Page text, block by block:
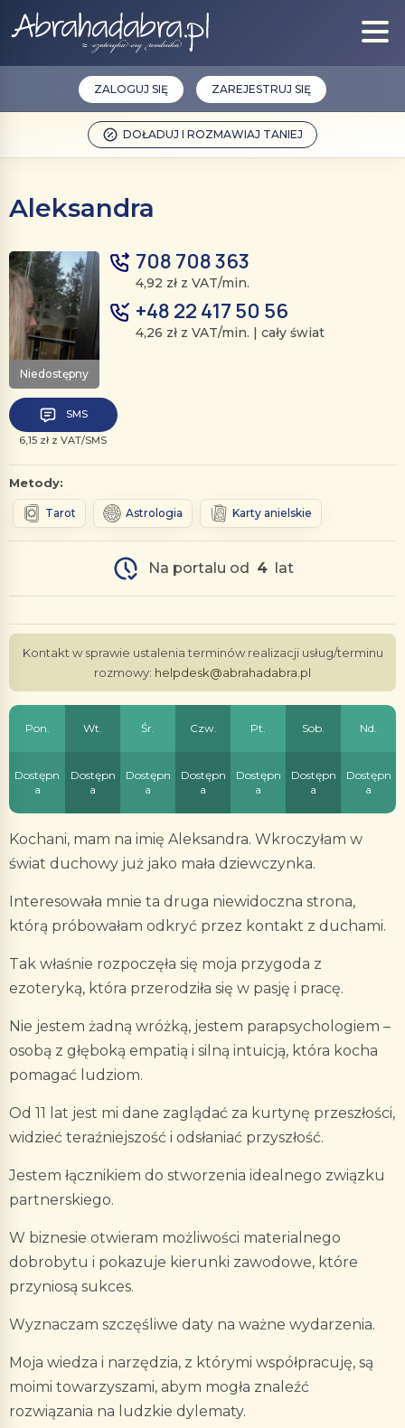
DOŁADUJ I ROZMAWIAJ TANIEJ
ZALOGUJ SIĘ ZAREJESTRUJ SIĘ
Aleksandra
Niedostępny
708 708 363
4,92 zł z VAT/min.
+48 22 417 50 56
4,26 zł z VAT/min. | cały świat
SMS
6,15 zł z VAT/SMS
Metody:
Tarot Astrologia Karty anielskie
Na portalu od 4 lat
Kontakt w sprawie ustalenia terminów realizacji usług/terminu
rozmowy: helpdesk@abrahadabra.pl
Pon. Wt. Śr. Czw. Pt. Sob. Nd.
Dostępn
a
Dostępn
a
Dostępn
a
Dostępn
a
Dostępn
a
Dostępn
a
Dostępn
a
Kochani, mam na imię Aleksandra. Wkroczyłam w
świat duchowy już jako mała dziewczynka.
Interesowała mnie ta druga niewidoczna strona,
którą próbowałam odkryć przez kontakt z duchami.
Tak właśnie rozpoczęła się moja przygoda z
ezoteryką, która przerodziła się w pasję i pracę.
Nie jestem żadną wróżką, jestem parapsychologiem –
osobą z głęboką empatią i silną intuicją, która kocha
pomagać ludziom.
Od 11 lat jest mi dane zaglądać za kurtynę przeszłości,
widzieć teraźniejszość i odsłaniać przyszłość.
Jestem łącznikiem do stworzenia idealnego związku
partnerskiego.
W biznesie otwieram możliwości materialnego
dobrobytu i pokazuje kierunki zawodowe, które
przyniosą sukces.
Wyznaczam szczęśliwe daty na ważne wydarzenia.
Moja wiedza i narzędzia, z którymi współpracuję, są
moimi towarzyszami, abym mogła znaleźć
rozwiązania na ludzkie dylematy.